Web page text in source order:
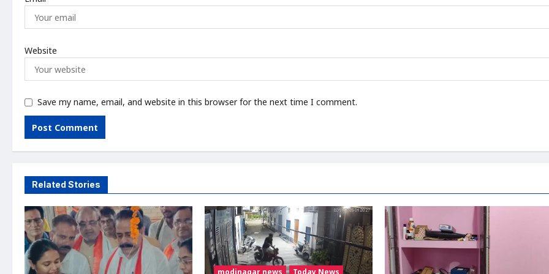
Website
Save my name, email, and website in this browser for the next time I comment.
Related Stories
modinagar news Today News